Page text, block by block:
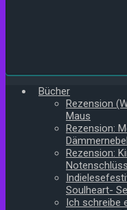
Bücher
Rezension
Maus
Rezension:
Dämmernebel
Rezension:
Soulheart-
Ich schreibe